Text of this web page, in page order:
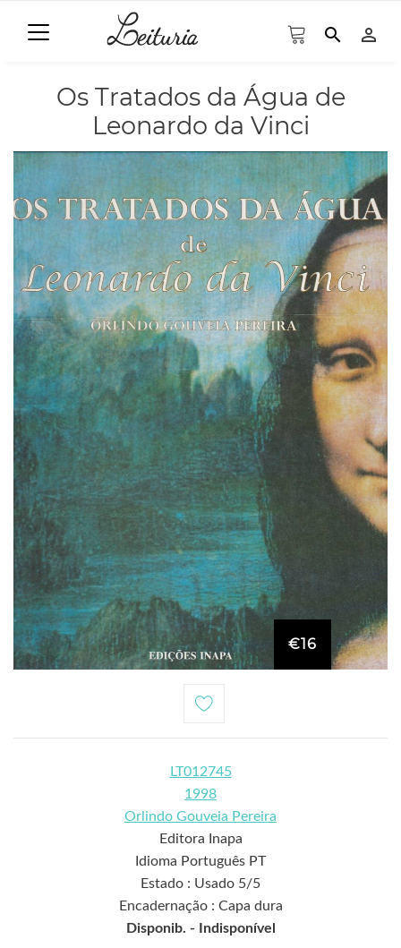
search person_outline
Os Tratados da Água de
Leonardo da Vinci
€16
LT012745
1998
Orlindo Gouveia Pereira
Editora Inapa
Idioma Português PT
Estado : Usado 5/5
Encadernação : Capa dura
Disponib. -
Indisponível